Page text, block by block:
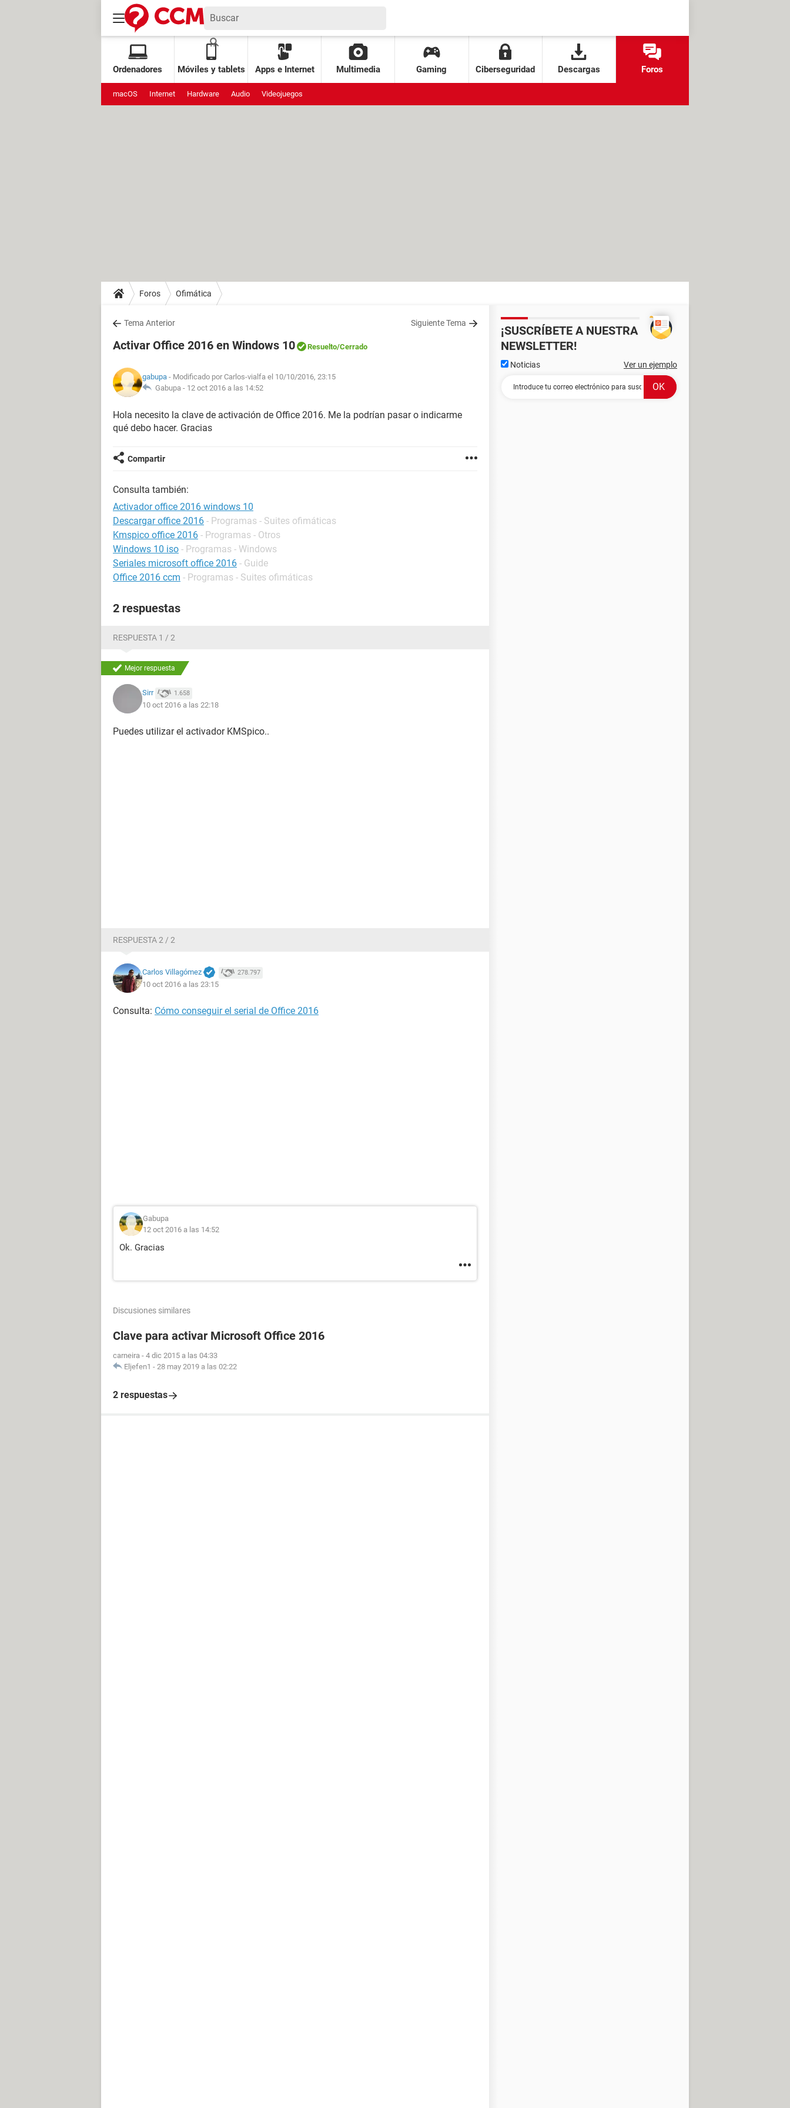
Ordenadores Móviles y tablets Apps e Internet Multimedia Gaming Ciberseguridad Descargas Foros
macOS Internet Hardware Audio Videojuegos
Foros Ofimática
Tema Anterior Siguiente Tema
Activar Office 2016 en Windows 10 Resuelto/Cerrado
gabupa - Modificado por Carlos-vialfa el 10/10/2016, 23:15
Gabupa - 12 oct 2016 a las 14:52
Hola necesito la clave de activación de Office 2016. Me la podrían pasar o indicarme
qué debo hacer. Gracias
Compartir
Consulta también:
Activador office 2016 windows 10
Descargar office 2016 - Programas - Suites ofimáticas
Kmspico office 2016 - Programas - Otros
Windows 10 iso - Programas - Windows
Seriales microsoft office 2016 - Guide
Office 2016 ccm - Programas - Suites ofimáticas
2 respuestas
RESPUESTA 1 / 2
Mejor respuesta
Sirr 1.658
10 oct 2016 a las 22:18
Puedes utilizar el activador KMSpico..
RESPUESTA 2 / 2
Carlos Villagómez 278.797
10 oct 2016 a las 23:15
Consulta: Cómo conseguir el serial de Office 2016
Gabupa
12 oct 2016 a las 14:52
Ok. Gracias
Discusiones similares
Clave para activar Microsoft Office 2016
carneira - 4 dic 2015 a las 04:33
Eljefen1 - 28 may 2019 a las 02:22
2 respuestas
¡SUSCRÍBETE A NUESTRA
NEWSLETTER!
Noticias Ver un ejemplo